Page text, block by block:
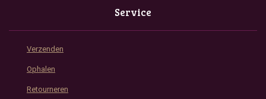
Service
Verzenden
Ophalen
Retourneren